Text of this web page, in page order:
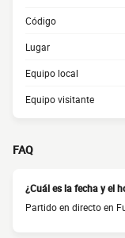
Código
Lugar
Equipo local
Equipo visitante
FAQ
¿Cuál es la fecha y el
Partido en directo en